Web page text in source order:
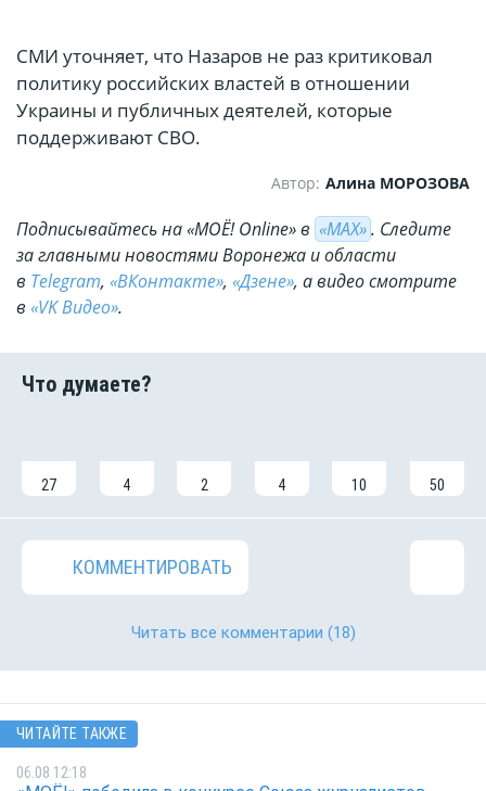
СМИ уточняет, что Назаров не раз критиковал
политику российских властей в отношении
Украины и публичных деятелей, которые
поддерживают СВО.
Автор: Алина МОРОЗОВА
Подписывайтесь на «МОЁ! Online» в «МАХ». Cледите
за главными новостями Воронежа и области
в Telegram, «ВКонтакте», «Дзене», а видео смотрите
в «VK Видео».
27 4 2 4 10 50
КОММЕНТИРОВАТЬ
Читать все комментарии (18)
ЧИТАЙТЕ ТАКЖЕ
06.08 12:18